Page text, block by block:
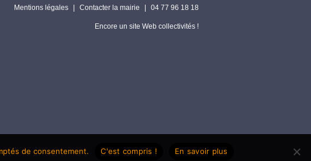
Mentions légales Contacter la mairie 04 77 96 18 18
Encore un site Web collectivités !
de consentement. C'est compris ! En savoir plus